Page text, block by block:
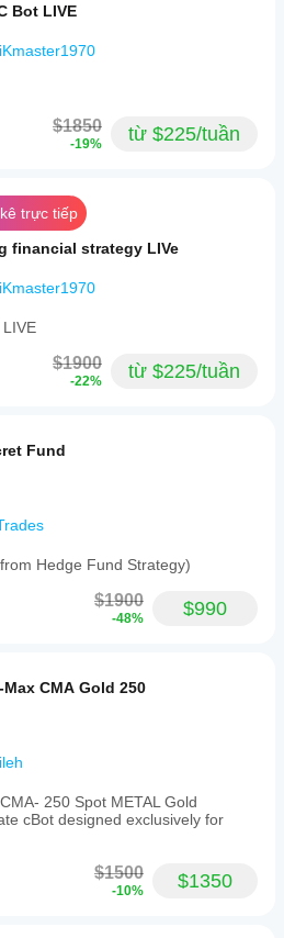
Bot LIVE
$1850
-19% từ $225/tuần
trực tiếp
financial strategy LIVe
$1900
-22% từ $225/tuần
Fund
Hedge Fund Strategy)
$1900
-48% $990
Max CMA Gold 250
250 Spot METAL Gold
cBot designed exclusively for
$1500
-10% $1350